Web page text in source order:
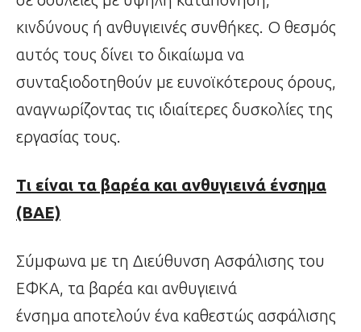
κινδύνους ή ανθυγιεινές συνθήκες. Ο θεσμός
αυτός τους δίνει το δικαίωμα να
συνταξιοδοτηθούν με ευνοϊκότερους όρους,
αναγνωρίζοντας τις ιδιαίτερες δυσκολίες της
εργασίας τους.
Τι είναι τα βαρέα και ανθυγιεινά ένσημα
(ΒΑΕ)
Σύμφωνα με τη Διεύθυνση Ασφάλισης του
ΕΦΚΑ, τα βαρέα και ανθυγιεινά
ένσημα αποτελούν ένα καθεστώς ασφάλισης